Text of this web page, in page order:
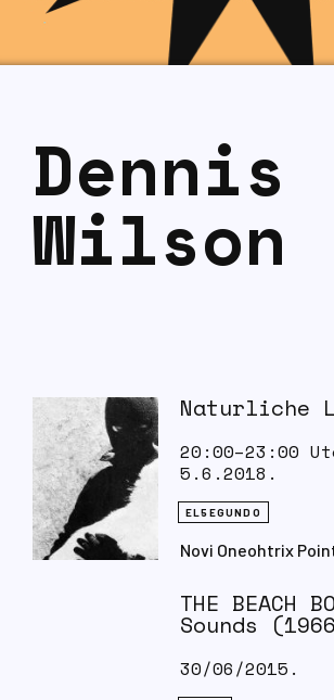
Dennis
Wilson
Naturliche
20:00–23:00
5.6.2018.
EL5EGUNDO
Novi Oneohtrix
Tape Machine, novi
su akteri nove
sata malog vodiča.
sve ostalo
THE BEACH
Sounds
30/06/2015.